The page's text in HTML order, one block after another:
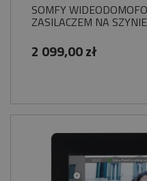
SOMFY
ZASILACZEM NA
2 099,00 zł